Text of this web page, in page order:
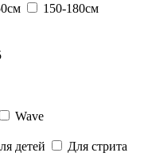
150-180см
Wave
детей
Для стрита